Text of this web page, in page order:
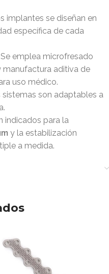
implantes se diseñan en
específica de cada
Se emplea microfresado
manufactura aditiva de
uso médico.
sistemas son adaptables a
.
indicados para la
y la estabilización
a medida.